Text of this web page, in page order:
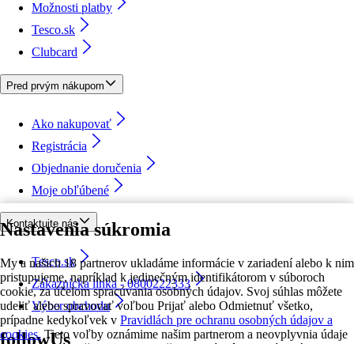
Nastavenia súkromia
My a našich 18 partnerov ukladáme informácie v zariadení alebo k nim
pristupujeme, napríklad k jedinečným identifikátorom v súboroch
cookie, za účelom spracúvania osobných údajov. Svoj súhlas môžete
udeliť alebo spravovať voľbou Prijať alebo Odmietnuť všetko,
prípadne kedykoľvek v Pravidlách pre ochranu osobných údajov a
cookies. Tieto voľby oznámime našim partnerom a neovplyvnia údaje
Možnosti platby
Tesco.sk
Clubcard
Pred prvým nákupom
Ako nakupovať
Registrácia
Objednanie doručenia
Moje obľúbené
Kontaktujte nás
Tesco.sk
Zákaznícka linka - 0800222333
Výber obchodu
followUs